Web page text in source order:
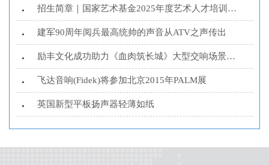
• 招生简章｜国家艺术基金2025年度艺术人才培训资助项...
• 建军90周年阅兵最高统帅的声音从ATV之声传出
• 励丰文化成功助力《血肉筑长城》大型交响场景演唱会
• 飞达音响(Fidek)将参加北京2015年PALM展
• 英国新型平板扬声器轻薄如纸